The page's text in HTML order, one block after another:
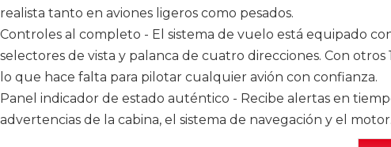
realista tanto en aviones ligeros como pesados.
Controles al completo - El sistema de vuelo está equipado
selectores de vista y palanca de cuatro direcciones. Con otros
lo que hace falta para pilotar cualquier avión con confianza.
Panel indicador de estado auténtico - Recibe alertas en
advertencias de la cabina, el sistema de navegación y el motor.